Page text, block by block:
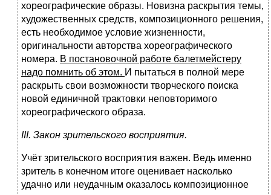
хореографические образы. Новизна раскрытия темы,
художественных средств, композиционного решения,
есть необходимое условие жизненности,
оригинальности авторства хореографического
номера. В постановочной работе балетмейстеру
надо помнить об этом. И пытаться в полной мере
раскрыть свои возможности творческого поиска
новой единичной трактовки неповторимого
хореографического образа.
III. Закон зрительского восприятия.
Учёт зрительского восприятия важен. Ведь именно
зритель в конечном итоге оценивает насколько
удачно или неудачным оказалось композиционное